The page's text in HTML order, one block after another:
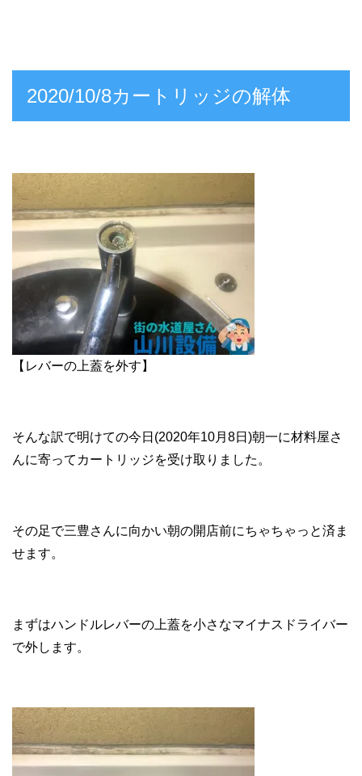
2020/10/8カートリッジの解体
【レバーの上蓋を外す】
そんな訳で明けての今日(2020年10月8日)朝一に材料屋さ
んに寄ってカートリッジを受け取りました。
その足で三豊さんに向かい朝の開店前にちゃちゃっと済ま
せます。
まずはハンドルレバーの上蓋を小さなマイナスドライバー
で外します。